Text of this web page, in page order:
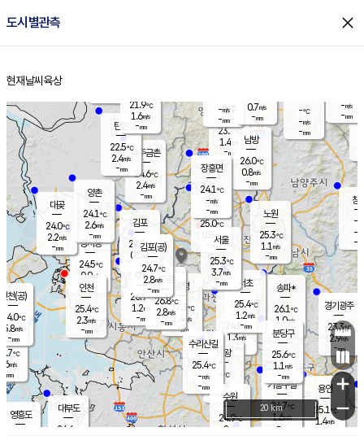
도시별관측 close
홈
현재날씨 육상
의도
℃
m/s
mm
영흥도
양주
23.7℃
1.4
-mm
과천
24.8℃
1.3m/s
- mm
용인
25.1℃
1.4m/s
경기광주
23.3℃
2.9m/s
-mm
대부도
24.6
경서동
24.5℃
0.9m/s
-mm
파주금촌
24.6℃
2.4m/s
-mm
-℃
-m/s
-mm
대곶
24.0℃
2.2m/s
-mm
창
-
-m/
-
탄현
22.5℃
2.4m/s
-mm
-m/s
-mm
의왕
- ℃
m/s
mm
김포
24.3℃
0.5 m/s
mm
광명
27.3 ℃
1.4 m/s
-mm
부천
26.9℃
1.2m/s
-mm
양촌
24.1℃
2.6m/s
-mm
구로
26.8℃
2.8m/s
-mm
은평
25.0℃
0.5 m/s
- mm
노원
25.3℃
1.1 m/s
-mm
송파*
26.1℃
1.0m/s
-mm
서초
25.4℃
1.2m/s
-mm
남방
26.0℃
0.8m/s
-mm
기흥구갈
24.7℃
1.6m/s
-
수리산길
25.4℃
-m/s
-mm
분당구
25.6℃
1.1 m/s
-mm
장흥면
24.1℃
-m/s
-mm
-m/s
-mm
인천(공)
24.0℃
5.8m/s
-mm
김포(공)
24.7℃
2.8m/s
-mm
수원
24.9℃
2 m/s
인천
25.4℃
2.3m/s
-mm
서울
25.3℃
3.7m/s
-mm
21.9℃
1.6m/s
-mm
0.7m/s
-mm
+
−
20 km